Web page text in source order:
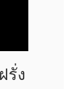
รั่ง